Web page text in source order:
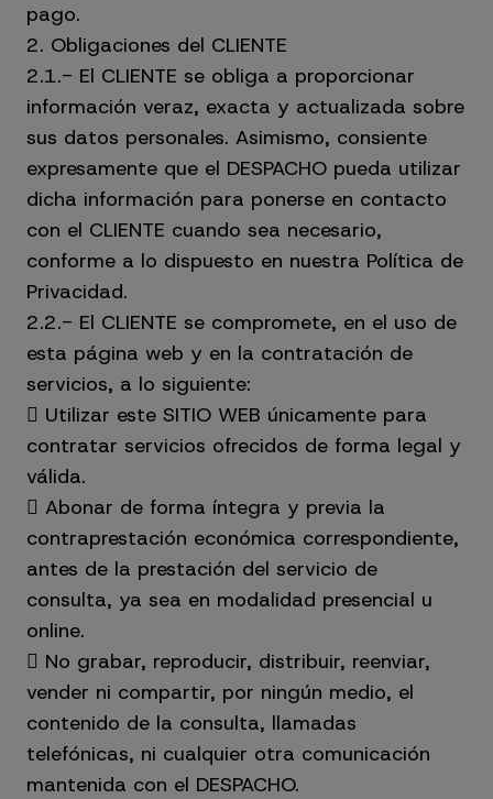
pago.
2. Obligaciones del CLIENTE
2.1.- El CLIENTE se obliga a proporcionar
información veraz, exacta y actualizada sobre
sus datos personales. Asimismo, consiente
expresamente que el DESPACHO pueda utilizar
dicha información para ponerse en contacto
con el CLIENTE cuando sea necesario,
conforme a lo dispuesto en nuestra Política de
Privacidad.
2.2.- El CLIENTE se compromete, en el uso de
esta página web y en la contratación de
servicios, a lo siguiente:
 Utilizar este SITIO WEB únicamente para
contratar servicios ofrecidos de forma legal y
válida.
 Abonar de forma íntegra y previa la
contraprestación económica correspondiente,
antes de la prestación del servicio de
consulta, ya sea en modalidad presencial u
online.
 No grabar, reproducir, distribuir, reenviar,
vender ni compartir, por ningún medio, el
contenido de la consulta, llamadas
telefónicas, ni cualquier otra comunicación
mantenida con el DESPACHO.